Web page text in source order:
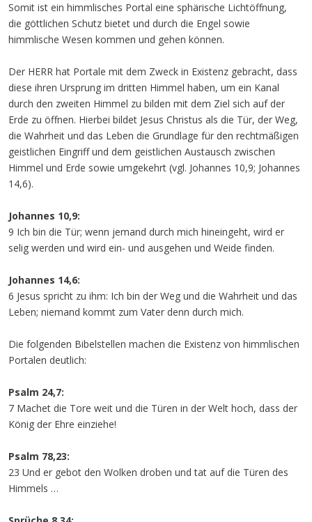
Somit ist ein himmlisches Portal eine sphärische Lichtöffnung,
die göttlichen Schutz bietet und durch die Engel sowie
himmlische Wesen kommen und gehen können.
Der HERR hat Portale mit dem Zweck in Existenz gebracht, dass
diese ihren Ursprung im dritten Himmel haben, um ein Kanal
durch den zweiten Himmel zu bilden mit dem Ziel sich auf der
Erde zu öffnen. Hierbei bildet Jesus Christus als die Tür, der Weg,
die Wahrheit und das Leben die Grundlage für den rechtmäßigen
geistlichen Eingriff und dem geistlichen Austausch zwischen
Himmel und Erde sowie umgekehrt (vgl. Johannes 10,9; Johannes
14,6).
Johannes 10,9:
9 Ich bin die Tür; wenn jemand durch mich hineingeht, wird er
selig werden und wird ein- und ausgehen und Weide finden.
Johannes 14,6:
6 Jesus spricht zu ihm: Ich bin der Weg und die Wahrheit und das
Leben; niemand kommt zum Vater denn durch mich.
Die folgenden Bibelstellen machen die Existenz von himmlischen
Portalen deutlich:
Psalm 24,7:
7 Machet die Tore weit und die Türen in der Welt hoch, dass der
König der Ehre einziehe!
Psalm 78,23:
23 Und er gebot den Wolken droben und tat auf die Türen des
Himmels …